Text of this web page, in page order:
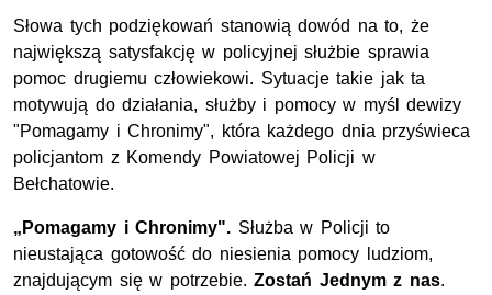
Słowa tych podziękowań stanowią dowód na to, że
największą satysfakcję w policyjnej służbie sprawia
pomoc drugiemu człowiekowi. Sytuacje takie jak ta
motywują do działania, służby i pomocy w myśl dewizy
"Pomagamy i Chronimy", która każdego dnia przyświeca
policjantom z Komendy Powiatowej Policji w
Bełchatowie.
„Pomagamy i Chronimy". Służba w Policji to
nieustająca gotowość do niesienia pomocy ludziom,
znajdującym się w potrzebie. Zostań Jednym z nas.